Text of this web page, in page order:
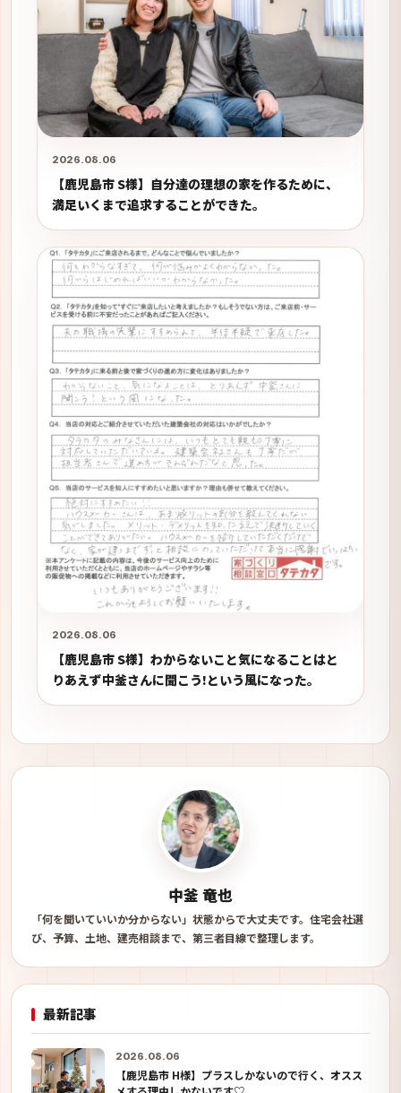
2026.08.06
【鹿児島市 S様】自分達の理想の家を作るために、
満足いくまで追求することができた。
2026.08.06
【鹿児島市 S様】わからないこと気になることはと
りあえず中釜さんに聞こう!という風になった。
中釜 竜也
「何を聞いていいか分からない」状態からで大丈夫です。住宅会社選
び、予算、土地、建売相談まで、第三者目線で整理します。
最新記事
2026.08.06
【鹿児島市 H様】プラスしかないので行く、オスス